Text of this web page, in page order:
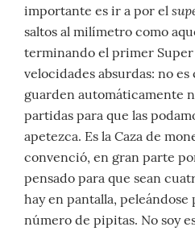
importante es ir a por el
saltos al milímetro como
terminando el primer Super
velocidades absurdas: no es
guarden automáticamente
partidas para que las
apetezca. Es la Caza de
convenció, en gran parte
pensado para que sean
hay en pantalla,
número de pipitas. No soy